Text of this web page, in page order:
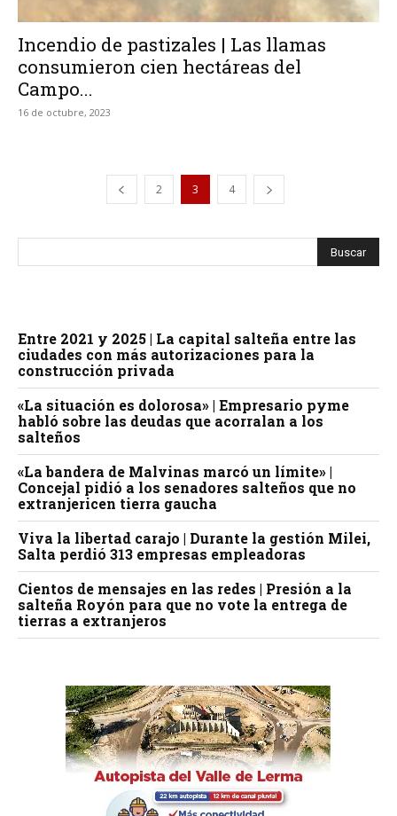
Incendio de pastizales | Las llamas
consumieron cien hectáreas del
Campo...
16 de octubre, 2023
2 3 4
Entre 2021 y 2025 | La capital salteña entre las
ciudades con más autorizaciones para la
construcción privada
«La situación es dolorosa» | Empresario pyme
habló sobre las deudas que acorralan a los
salteños
«La bandera de Malvinas marcó un límite» |
Concejal pidió a los senadores salteños que no
extranjericen tierra gaucha
Viva la libertad carajo | Durante la gestión Milei,
Salta perdió 313 empresas empleadoras
Cientos de mensajes en las redes | Presión a la
salteña Royón para que no vote la entrega de
tierras a extranjeros